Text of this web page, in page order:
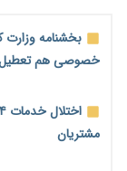
انتقال ریلی
ندارد
رصد زنجیره
مشکوک
بخشنامه وزارت
خصوصی هم
مشتریان